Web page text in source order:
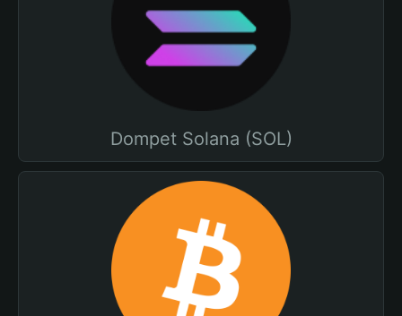
Dompet Solana (SOL)